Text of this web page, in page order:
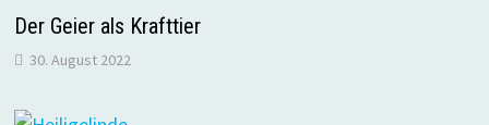
Der Geier als Krafttier
30. August 2022